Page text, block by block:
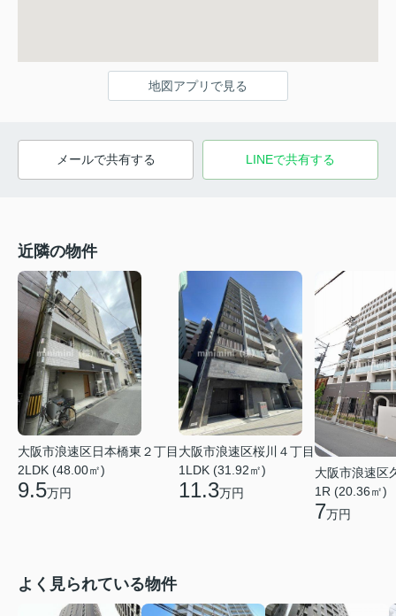
地図アプリで見る
メールで共有する LINEで共有する
近隣の物件
大阪市浪速区日本橋東２丁目
2LDK (48.00㎡)
9.5万円
大阪市浪速区桜川４丁目
1LDK (31.92㎡)
11.3万円
大阪市浪速区
1R (20.36㎡)
7万円
よく見られている物件